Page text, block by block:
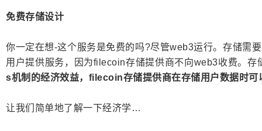
免费存储设计
你一定在想-这个服务是免费的吗?尽管web3运行。存储需
用户提供服务，因为filecoin存储提供商不向web3收费。存
s机制的经济效益，filecoin存储提供商在存储用户数据时可
让我们简单地了解一下经济学…